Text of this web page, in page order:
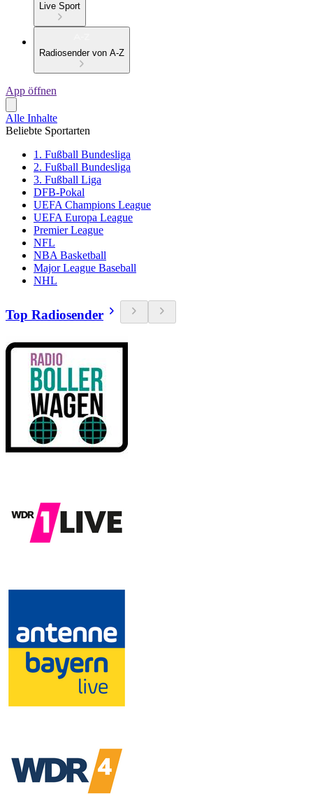
Live Sport
Radiosender von A-Z
App öffnen
Alle Inhalte
Beliebte Sportarten
1. Fußball Bundesliga
2. Fußball Bundesliga
3. Fußball Liga
DFB-Pokal
UEFA Champions League
UEFA Europa League
Premier League
NFL
NBA Basketball
Major League Baseball
NHL
Top Radiosender